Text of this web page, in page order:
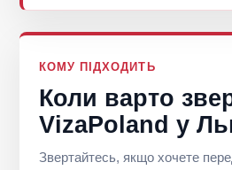
КОМУ ПІДХОДИТЬ
Коли варто
VizaPoland у
Звертайтесь, якщо хочете